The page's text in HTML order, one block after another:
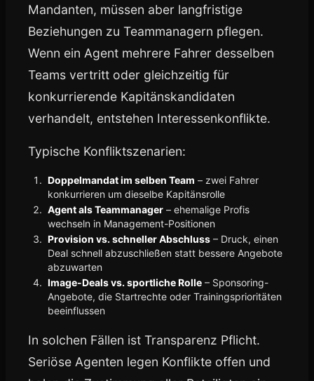
Mandanten, müssen aber langfristige
Beziehungen zu Teammanagern pflegen.
Wenn ein Agent mehrere Fahrer desselben
Teams vertritt oder gleichzeitig für
konkurrierende Kapitänskandidaten
verhandelt, entstehen Interessenkonflikte.
Typische Konfliktszenarien:
Doppelmandat im selben Team – zwei Fahrer
konkurrieren um dieselbe Kapitänsrolle
Agent als Teammanager – ehemalige Profis
wechseln in Management-Positionen
Provision vs. schneller Abschluss – Druck, einen
Deal schnell abzuschließen statt bessere Angebote
abzuwarten
Image-Deals vs. sportliche Rolle – Sponsoring-
Angebote, die Startrechte oder Trainingsprioritäten
beeinflussen
In solchen Fällen ist Transparenz Pflicht.
Seriöse Agenten legen Konflikte offen und